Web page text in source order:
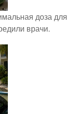
доза для
врачи.